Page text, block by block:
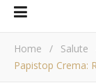
Home / Salute
Papistop Crema: